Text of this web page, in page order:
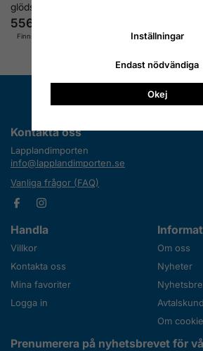
glödstift
556 kr
Finns ej i lager Finns i
Kontakta oss
Lapplandimporten
info@lapplandimporten.se
Vanliga frågor (FAQ)
Handla
Villkor
Kontakta oss
Mina favoriter
Logga in
Om oss
Nyheter
Avtalskund
Om
Prenumerera på nyhetsbrevet för
Inställningar
Endast nödvändiga
Okej